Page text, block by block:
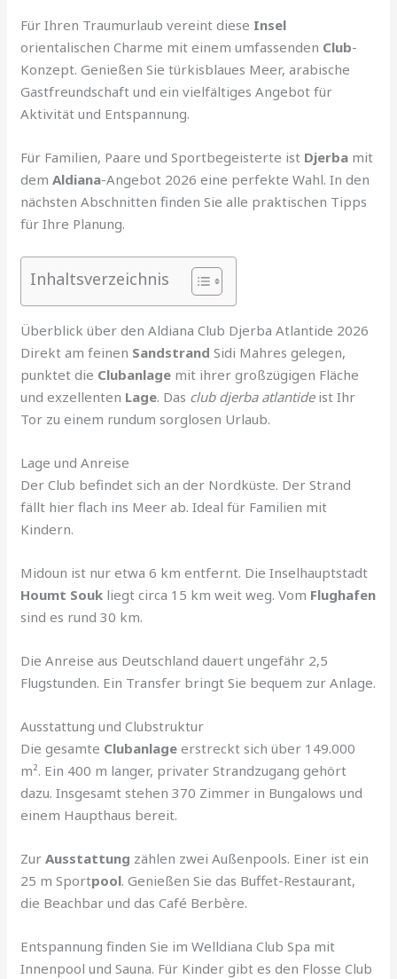
Für Ihren Traumurlaub vereint diese Insel
orientalischen Charme mit einem umfassenden Club-
Konzept. Genießen Sie türkisblaues Meer, arabische
Gastfreundschaft und ein vielfältiges Angebot für
Aktivität und Entspannung.
Für Familien, Paare und Sportbegeisterte ist Djerba mit
demAldiana-Angebot 2026 eine perfekte Wahl. In den
nächsten Abschnitten finden Sie alle praktischen Tipps
für Ihre Planung.
Inhaltsverzeichnis
Überblick über den Aldiana Club Djerba Atlantide 2026
Direkt am feinen Sandstrand Sidi Mahres gelegen,
punktet die Clubanlage mit ihrer großzügigen Fläche
und exzellenten Lage. Das club djerba atlantideist Ihr
Tor zu einem rundum sorglosen Urlaub.
Lage und Anreise
Der Club befindet sich an der Nordküste. Der Strand
fällt hier flach ins Meer ab. Ideal für Familien mit
Kindern.
Midoun ist nur etwa 6 km entfernt. Die Inselhauptstadt
Houmt Souk liegt circa 15 km weit weg. Vom Flughafen
sind es rund 30 km.
Die Anreise aus Deutschland dauert ungefähr 2,5
Flugstunden. Ein Transfer bringt Sie bequem zur Anlage.
Ausstattung und Clubstruktur
Die gesamte Clubanlage erstreckt sich über 149.000
m². Ein 400 m langer, privater Strandzugang gehört
dazu. Insgesamt stehen 370 Zimmer in Bungalows und
einem Haupthaus bereit.
ZurAusstattung zählen zwei Außenpools. Einer ist ein
25 m Sportpool. Genießen Sie das Buffet-Restaurant,
die Beachbar und das Café Berbère.
Entspannung finden Sie im Welldiana Club Spa mit
Innenpool und Sauna. Für Kinder gibt es den Flosse Club